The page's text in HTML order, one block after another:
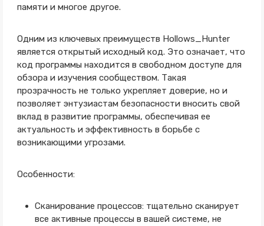
памяти и многое другое.
Одним из ключевых преимуществ Hollows_Hunter
является открытый исходный код. Это означает, что
код программы находится в свободном доступе для
обзора и изучения сообществом. Такая
прозрачность не только укрепляет доверие, но и
позволяет энтузиастам безопасности вносить свой
вклад в развитие программы, обеспечивая ее
актуальность и эффективность в борьбе с
возникающими угрозами.
Особенности:
Сканирование процессов: тщательно сканирует
все активные процессы в вашей системе, не